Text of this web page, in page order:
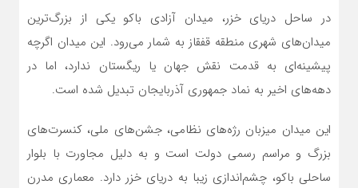
در ساحل دریای خزر، میدان آزادی باکو یکی از بزرگ‌ترین
میدان‌های شهری منطقه قفقاز به شمار می‌رود. این میدان اگرچه
پیشینه‌ای به قدمت نقش جهان یا ریگستان ندارد، اما در
دهه‌های اخیر به نماد جمهوری آذربایجان تبدیل شده است.
این میدان میزبان رژه‌های نظامی، جشن‌های ملی، کنسرت‌های
بزرگ و مراسم رسمی دولت است و به دلیل مجاورت با بلوار
ساحلی باکو، چشم‌اندازی زیبا به دریای خزر دارد. معماری مدرن